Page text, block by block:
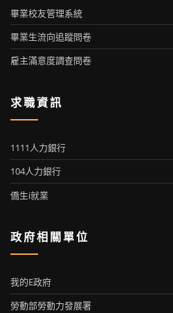
畢業校友管理系統
畢業生流向追蹤問卷
雇主滿意度調查問卷
求職資訊
1111人力銀行
104人力銀行
僑生i就業
政府相關單位
我的E政府
勞動部勞動力發展署